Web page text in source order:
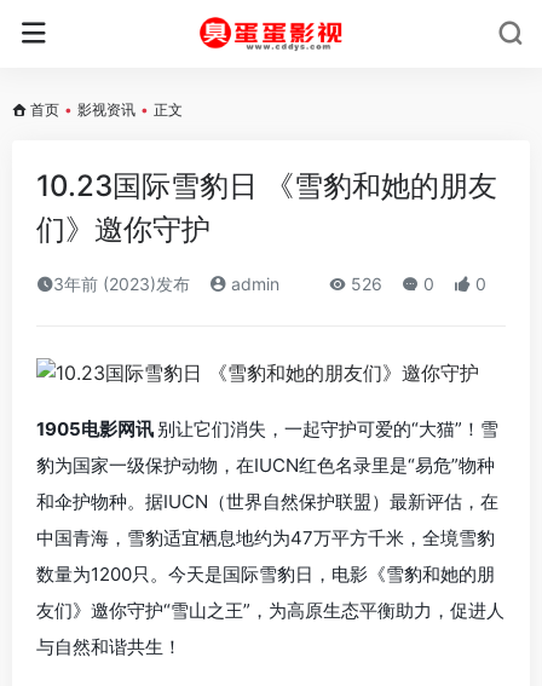
首页 • 影视资讯 • 正文
10.23国际雪豹日 《雪豹和她的朋友
们》邀你守护
3年前 (2023)发布 admin 526 0 0
1905电影网讯 别让它们消失，一起守护可爱的“大猫”！雪
豹为国家一级保护动物，在IUCN红色名录里是“易危”物种
和伞护物种。据IUCN（世界自然保护联盟）最新评估，在
中国青海，雪豹适宜栖息地约为47万平方千米，全境雪豹
数量为1200只。今天是国际雪豹日，电影《雪豹和她的朋
友们》邀你守护“雪山之王”，为高原生态平衡助力，促进人
与自然和谐共生！